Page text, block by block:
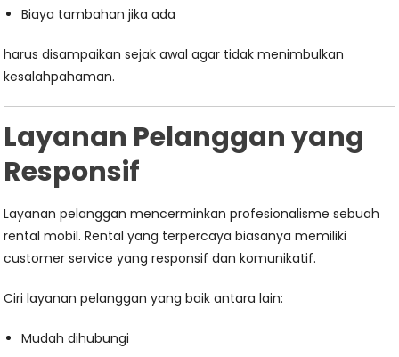
Biaya tambahan jika ada
harus disampaikan sejak awal agar tidak menimbulkan
kesalahpahaman.
Layanan Pelanggan yang
Responsif
Layanan pelanggan mencerminkan profesionalisme sebuah
rental mobil. Rental yang terpercaya biasanya memiliki
customer service yang responsif dan komunikatif.
Ciri layanan pelanggan yang baik antara lain:
Mudah dihubungi